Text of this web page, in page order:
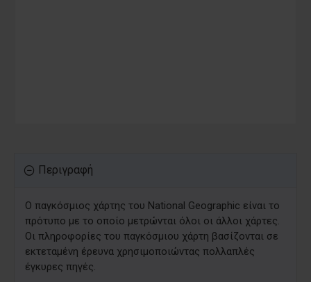
Περιγραφή
Ο παγκόσμιος χάρτης του National Geographic είναι το
πρότυπο με το οποίο μετρώνται όλοι οι άλλοι χάρτες.
Οι πληροφορίες του παγκόσμιου χάρτη βασίζονται σε
εκτεταμένη έρευνα χρησιμοποιώντας πολλαπλές
έγκυρες πηγές.